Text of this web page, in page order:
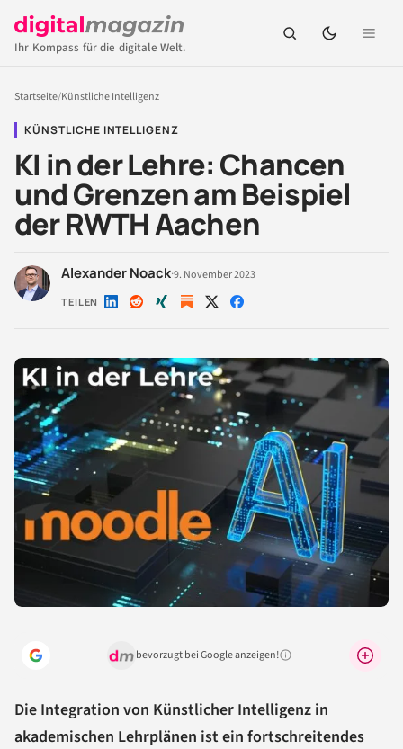
Ihr Kompass für die digitale Welt.
Startseite/Künstliche Intelligenz
KÜNSTLICHE INTELLIGENZ
KI in der Lehre: Chancen
und Grenzen am Beispiel
der RWTH Aachen
Alexander Noack·9. November 2023
TEILEN Auf Auf Auf Auf Auf
bevorzugt bei Google anzeigen!Warum lohnt sich das?
Die Integration von Künstlicher Intelligenz in
akademischen Lehrplänen ist ein fortschreitendes